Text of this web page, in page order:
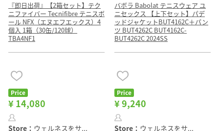
『即日出荷』【2箱セット】テク
ニファイバー Tecnifibre テニスボ
ール NFX（エヌエフエックス）4
個入 1箱（30缶/120球）
TBA4NF1
バボラ Babolat テニスウェア ユ
ニセックス 【上下セット】パデ
ッドジャケットBUT4162C＋パン
ツ BUT4262C BUT4162C-
BUT4262C 2024SS
Price
¥ 14,080
Store： ウェルネスをサ...
Price
¥ 9,240
Store： ウェルネスをサ...